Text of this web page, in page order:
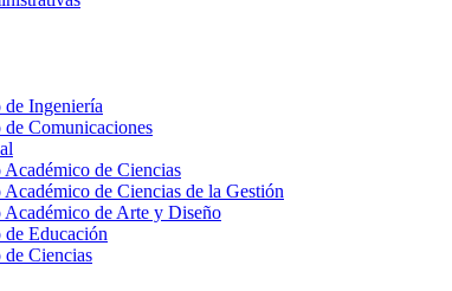
de Ingeniería
de Comunicaciones
Académico de Ciencias
Académico de Ciencias de la Gestión
Académico de Arte y Diseño
de Educación
de Ciencias